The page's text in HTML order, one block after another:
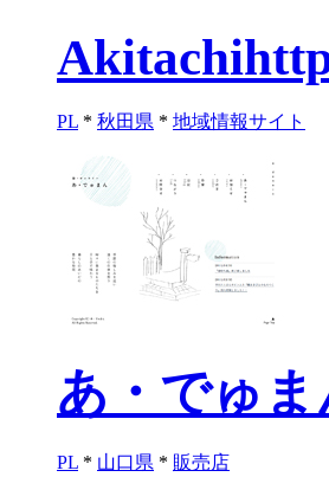
Akitachi
PL * 秋田県 * 地域情報サイト
あ・でゅま
PL * 山口県 * 販売店